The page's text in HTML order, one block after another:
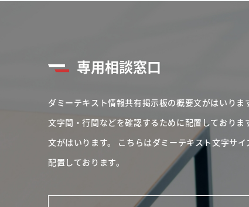
専用相談窓口
ダミーテキスト情報共有掲示板の概要文がはいり
文字間・行間などを確認するために配置しており
文がはいります。 こちらはダミーテキスト文字サ
配置しております。